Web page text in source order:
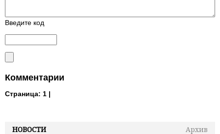
НОВОСТИ Архив
Введите код
Комментарии
Страница: 1 |